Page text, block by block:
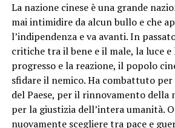
La nazione cinese è una grande
mai intimidire da alcun bullo e che
l’indipendenza e va avanti. In
critiche tra il bene e il male, la luce e
progresso e la reazione, il popolo
sfidare il nemico. Ha combattuto per
del Paese, per il rinnovamento della
per la giustizia dell’intera umanità.
nuovamente scegliere tra pace e